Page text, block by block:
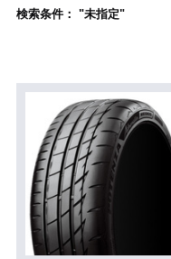
検索条件： "未指定"